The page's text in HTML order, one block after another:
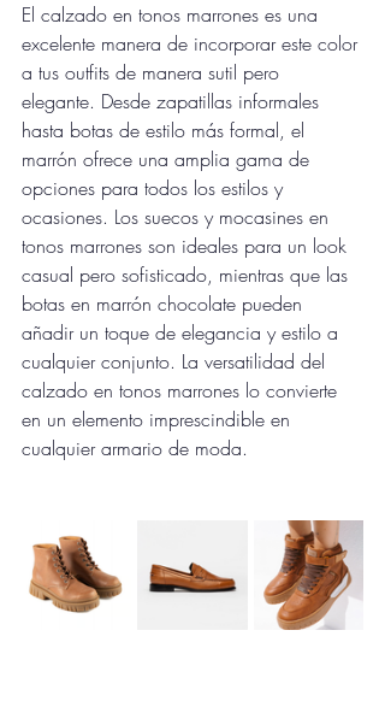
El calzado en tonos marrones es una
excelente manera de incorporar este color
a tus outfits de manera sutil pero
elegante. Desde zapatillas informales
hasta botas de estilo más formal, el
marrón ofrece una amplia gama de
opciones para todos los estilos y
ocasiones. Los suecos y mocasines en
tonos marrones son ideales para un look
casual pero sofisticado, mientras que las
botas en marrón chocolate pueden
añadir un toque de elegancia y estilo a
cualquier conjunto. La versatilidad del
calzado en tonos marrones lo convierte
en un elemento imprescindible en
cualquier armario de moda.